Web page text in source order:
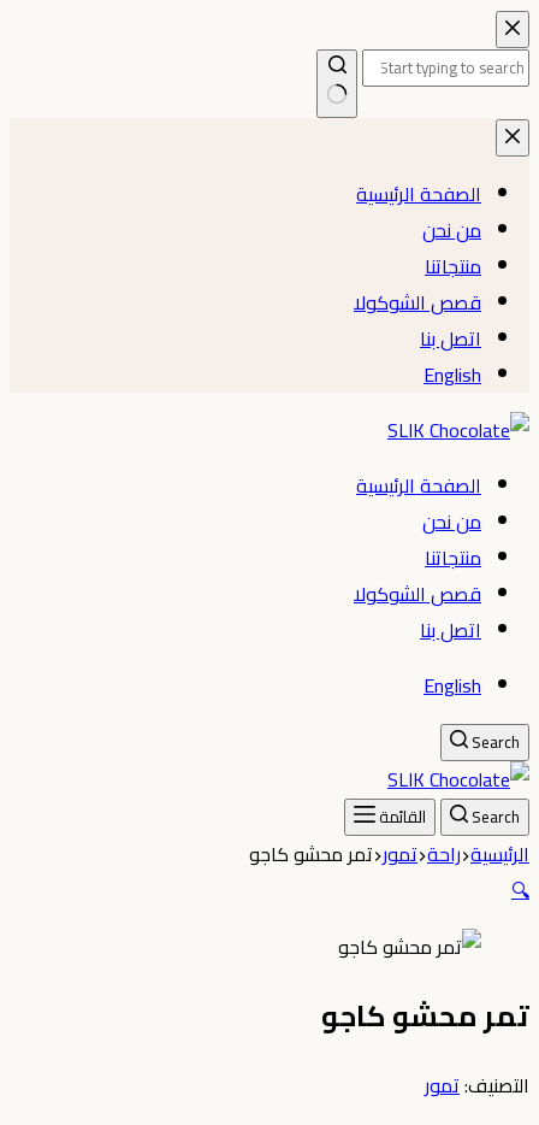
التجاوز
إلى
المحتوى
لا
نتائج الصفحة الرئيسية
من نحن
منتجاتنا
قصص الشوكولا
اتصل بنا
English
الصفحة الرئيسية
من نحن
منتجاتنا
قصص الشوكولا
اتصل بنا
English
Search
Search القائمة
الرئيسية راحة تمور تمر محشو كاجو
🔍
تمر محشو كاجو
التصنيف:تمور